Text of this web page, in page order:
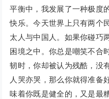
平衡中，我发展了一种极度
快乐。今天世界上只有两
太人与中国人。如果你碰巧
困境之中。你总是嘲笑不合
韧时，你却被认为残酷，没
人哭亦哭，那么你就得准备
味着你既是健全的，又是最